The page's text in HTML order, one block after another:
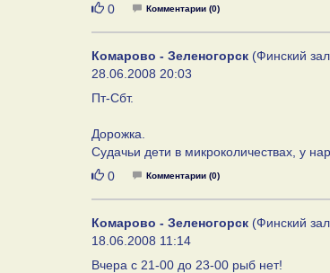
Нравится
0 Комментарии (0)
Комарово - Зеленогорск (Финский
28.06.2008 20:03
Пт-Сбт.
Дорожка.
Судачьи дети в микроколичествах, у
Нравится
0 Комментарии (0)
Комарово - Зеленогорск (Финский
18.06.2008 11:14
Вчера с 21-00 до 23-00 рыб нет!